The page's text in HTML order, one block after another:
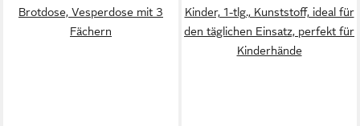
Brotdose, Vesperdose mit 3
Fächern
Kinder, 1-tlg., Kunststoff, ideal für
den täglichen Einsatz, perfekt für
Kinderhände